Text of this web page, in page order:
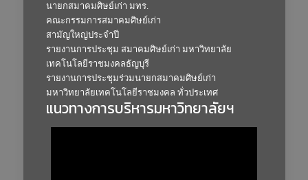
นายกสมาคมศิษย์เก่า มทร.
คณะกรรมการสมาคมศิษย์เก่า
สามัญใหญ่ประจำปี
รายงานการประชุม สมาคมศิษย์เก่า มหาวิทยาลัย
เทคโนโลยีราชมงคลธัญบุรี
รายงานการประชุมร่วมนายกสมาคมศิษย์เก่า
มหาวิทยาลัยเทคโนโลยีราชมงคล ทั่วประเทศ
แนวทางการบริหารมหาวิทยาลัยฯ